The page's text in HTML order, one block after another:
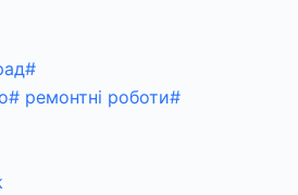
#
# ремонтні роботи#